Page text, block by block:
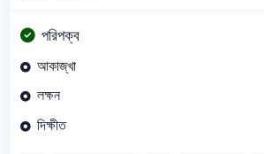
পরিপক্ব
আকাজ্খা
লক্ষন
দিক্ষীত